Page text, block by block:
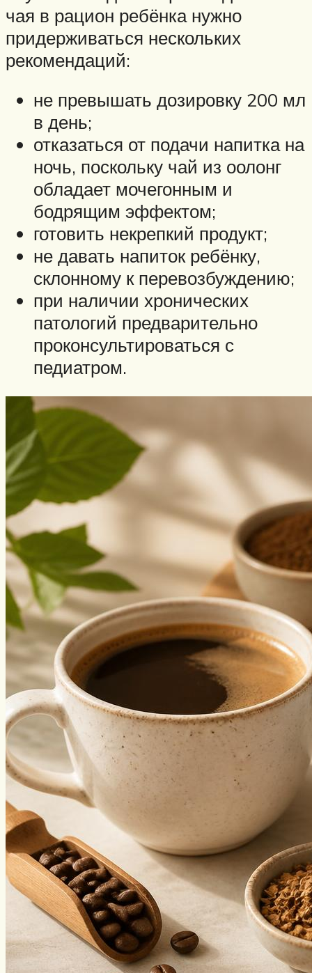
чая в рацион ребёнка нужно
придерживаться нескольких
рекомендаций:
не превышать дозировку 200 мл
в день;
отказаться от подачи напитка на
ночь, поскольку чай из оолонг
обладает мочегонным и
бодрящим эффектом;
готовить некрепкий продукт;
не давать напиток ребёнку,
склонному к перевозбуждению;
при наличии хронических
патологий предварительно
проконсультироваться с
педиатром.